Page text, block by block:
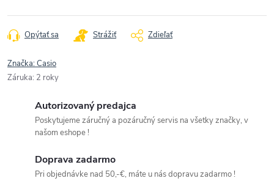
cena:
Opýtať sa Strážiť Zdieľať
Značka:Casio
Záruka: 2 roky
Autorizovaný predajca
Poskytujeme záručný a pozáručný servis na všetky značky, v
našom eshope !
Doprava zadarmo
Pri objednávke nad 50,-€, máte u nás dopravu zadarmo !